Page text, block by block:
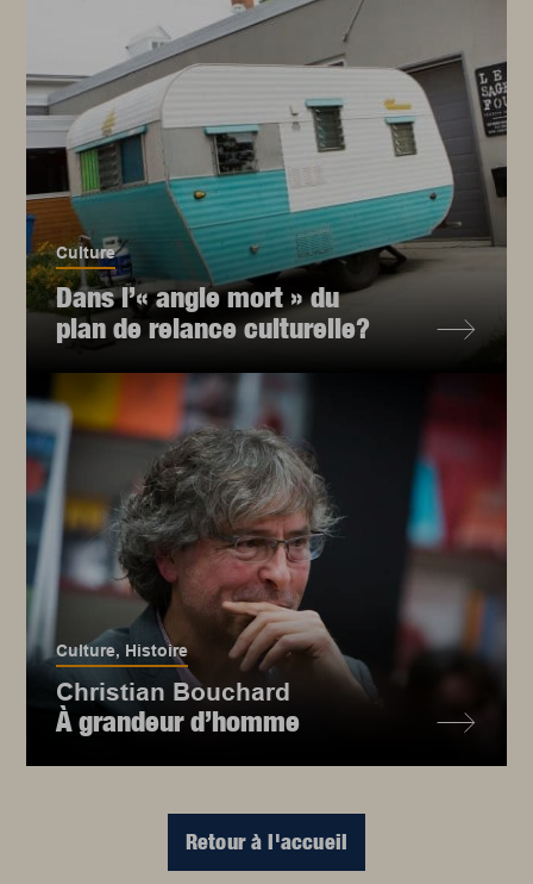
Culture
Dans l’« angle mort » du
plan de relance culturelle?
Culture, Histoire
Christian Bouchard
À grandeur d’homme
Retour à l'accueil